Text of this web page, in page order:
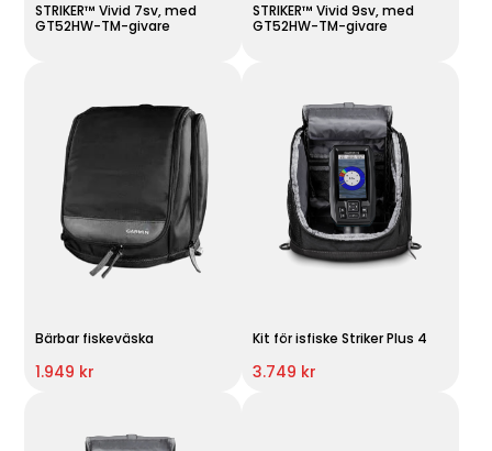
STRIKER™ Vivid 7sv, med
GT52HW-TM-givare
STRIKER™ Vivid 9sv, med
GT52HW-TM-givare
Bärbar fiskeväska
1.949 kr
Kit för isfiske Striker Plus 4
3.749 kr